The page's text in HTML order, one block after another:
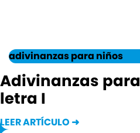
adivinanzas para niños
Adivinanzas
letra I
LEER ARTÍCULO ➜